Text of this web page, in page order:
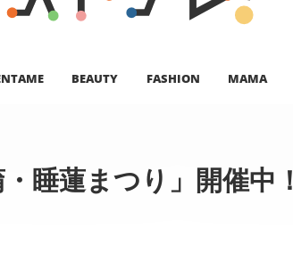
BEAUTY FASHION MAMA
睡蓮まつり」開催中！